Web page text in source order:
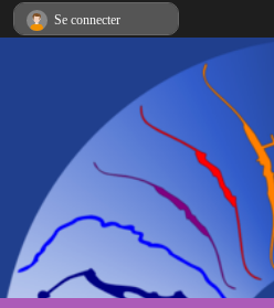
Se connecter
Panneau de gestion des cookies